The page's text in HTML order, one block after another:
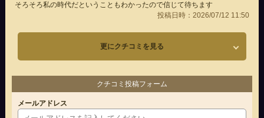
そろそろ私の時代だということもわかったので信じて待ちます
投稿日時：2026/07/12 11:50
更にクチコミを見る
クチコミ投稿フォーム
メールアドレス